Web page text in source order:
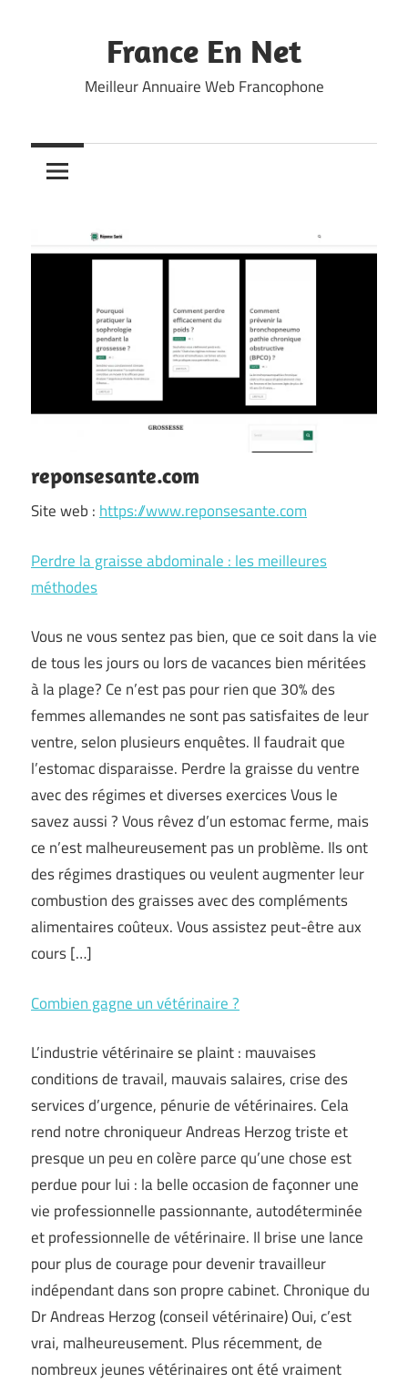
France En Net
Meilleur Annuaire Web Francophone
reponsesante.com
Site web : https://www.reponsesante.com
Perdre la graisse abdominale : les meilleures
méthodes
Vous ne vous sentez pas bien, que ce soit dans la vie
de tous les jours ou lors de vacances bien méritées
à la plage? Ce n’est pas pour rien que 30% des
femmes allemandes ne sont pas satisfaites de leur
ventre, selon plusieurs enquêtes. Il faudrait que
l’estomac disparaisse. Perdre la graisse du ventre
avec des régimes et diverses exercices Vous le
savez aussi ? Vous rêvez d’un estomac ferme, mais
ce n’est malheureusement pas un problème. Ils ont
des régimes drastiques ou veulent augmenter leur
combustion des graisses avec des compléments
alimentaires coûteux. Vous assistez peut-être aux
cours […]
Combien gagne un vétérinaire ?
L’industrie vétérinaire se plaint : mauvaises
conditions de travail, mauvais salaires, crise des
services d’urgence, pénurie de vétérinaires. Cela
rend notre chroniqueur Andreas Herzog triste et
presque un peu en colère parce qu’une chose est
perdue pour lui : la belle occasion de façonner une
vie professionnelle passionnante, autodéterminée
et professionnelle de vétérinaire. Il brise une lance
pour plus de courage pour devenir travailleur
indépendant dans son propre cabinet. Chronique du
Dr Andreas Herzog (conseil vétérinaire) Oui, c’est
vrai, malheureusement. Plus récemment, de
nombreux jeunes vétérinaires ont été vraiment